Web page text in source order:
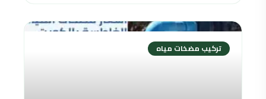
تركيب مضخات مياه